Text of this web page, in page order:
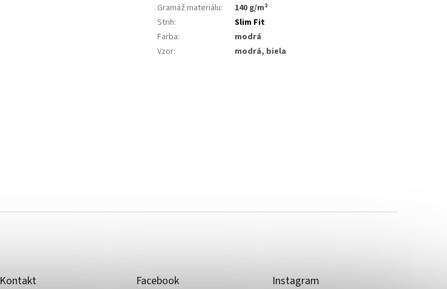
Gramáž materiálu:
140 g/m²
Strih:
Slim Fit
Farba:
modrá
Vzor: modrá, biela
Kontakt Facebook Instagram